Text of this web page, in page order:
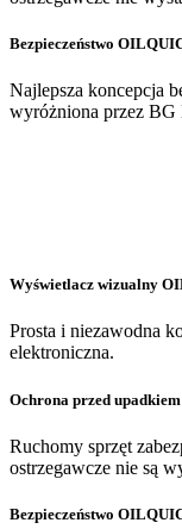
Bezpieczeństwo
Najlepsza koncepcja
wyróżniona przez BG
Wyświetlacz wizualny
Prosta i niezawodna
elektroniczna.
Ochrona przed
Ruchomy sprzęt
ostrzegawcze nie są
Bezpieczeństwo